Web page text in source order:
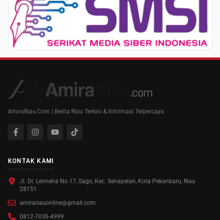
AmiraRiau.Com | Berita Riau Terkini & Informasi Terpercaya
KONTAK KAMI
Jl. Dr. Leimena No.17, Sago, Kec. Senapelan, Kota Pekanbaru, Riau
28151
amirariauonline@gmail.com
0812-7036-4999